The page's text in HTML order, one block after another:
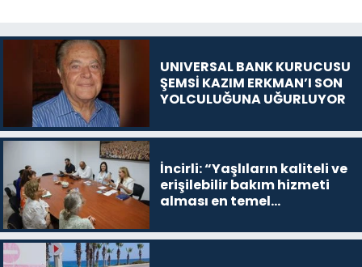
UNIVERSAL BANK KURUCUSU
ŞEMSİ KAZIM ERKMAN’I SON
YOLCULUĞUNA UĞURLUYOR
İncirli: “Yaşlıların kaliteli ve
erişilebilir bakım hizmeti
alması en temel